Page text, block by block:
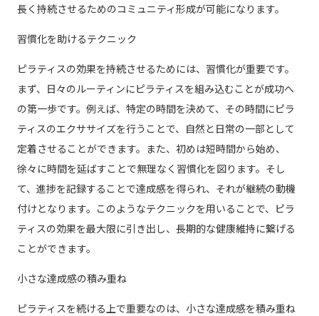
長く持続させるためのコミュニティ形成が可能になります。
習慣化を助けるテクニック
ピラティスの効果を持続させるためには、習慣化が重要です。
まず、日々のルーティンにピラティスを組み込むことが成功へ
の第一歩です。例えば、特定の時間を決めて、その時間にピラ
ティスのエクササイズを行うことで、自然と日常の一部として
定着させることができます。また、初めは短時間から始め、
徐々に時間を延ばすことで無理なく習慣化を図ります。そし
て、進捗を記録することで達成感を得られ、それが継続の動機
付けとなります。このようなテクニックを用いることで、ピラ
ティスの効果を最大限に引き出し、長期的な健康維持に繋げる
ことができます。
小さな達成感の積み重ね
ピラティスを続ける上で重要なのは、小さな達成感を積み重ね